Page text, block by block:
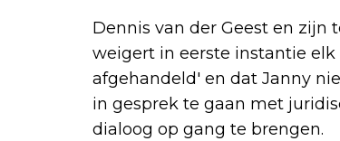
Dennis van der Geest en zijn
weigert in eerste instantie
afgehandeld' en dat Janny
in gesprek te gaan met
dialoog op gang te brengen.